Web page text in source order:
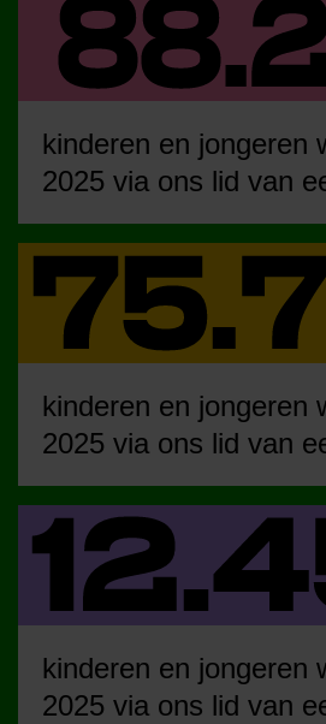
kinderen en jongeren
2025 via ons lid van
kinderen en jongeren
2025 via ons lid van
kinderen en jongeren
2025 via ons lid van